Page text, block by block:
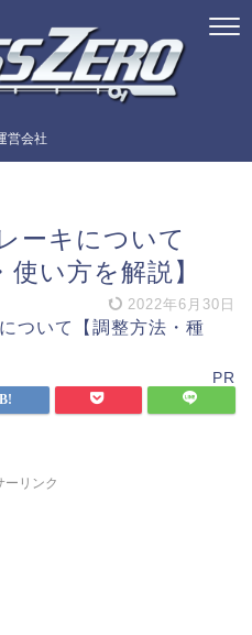
営会社
ーキについて
使い方を解説】
2022年6月30日
PR
ーリンク